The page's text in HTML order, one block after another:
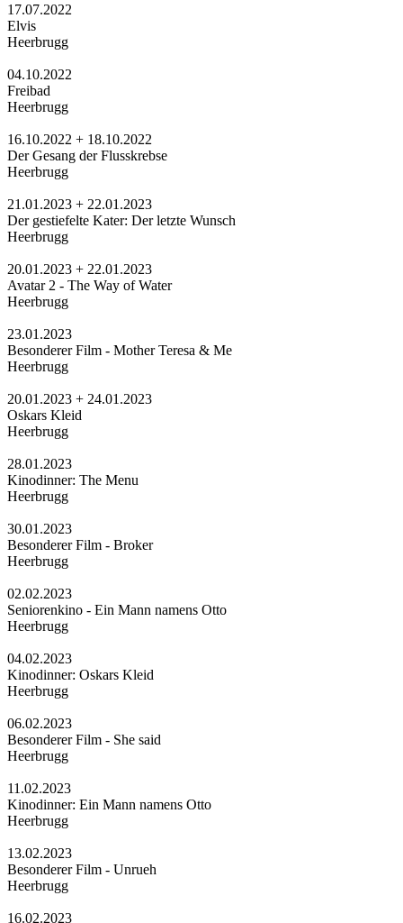
17.07.2022
Elvis
Heerbrugg
04.10.2022
Freibad
Heerbrugg
16.10.2022 + 18.10.2022
Der Gesang der Flusskrebse
Heerbrugg
21.01.2023 + 22.01.2023
Der gestiefelte Kater: Der letzte Wunsch
Heerbrugg
20.01.2023 + 22.01.2023
Avatar 2 - The Way of Water
Heerbrugg
23.01.2023
Besonderer Film - Mother Teresa & Me
Heerbrugg
20.01.2023 + 24.01.2023
Oskars Kleid
Heerbrugg
28.01.2023
Kinodinner: The Menu
Heerbrugg
30.01.2023
Besonderer Film - Broker
Heerbrugg
02.02.2023
Seniorenkino - Ein Mann namens Otto
Heerbrugg
04.02.2023
Kinodinner: Oskars Kleid
Heerbrugg
06.02.2023
Besonderer Film - She said
Heerbrugg
11.02.2023
Kinodinner: Ein Mann namens Otto
Heerbrugg
13.02.2023
Besonderer Film - Unrueh
Heerbrugg
16.02.2023